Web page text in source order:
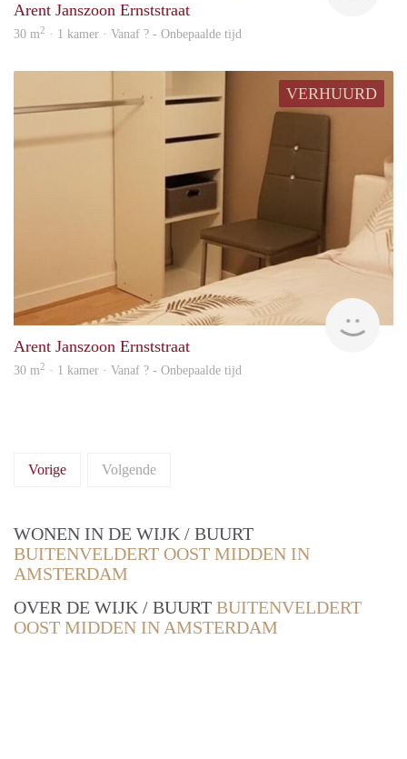
Arent Janszoon Ernststraat
30 m2 · 1 kamer · Vanaf ? - Onbepaalde tijd
VERHUURD
Arent Janszoon Ernststraat
30 m2 · 1 kamer · Vanaf ? - Onbepaalde tijd
Vorige Volgende
WONEN IN DE WIJK / BUURT
BUITENVELDERT OOST MIDDEN IN
AMSTERDAM
OVER DE WIJK / BUURT BUITENVELDERT
OOST MIDDEN IN AMSTERDAM